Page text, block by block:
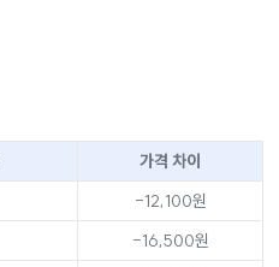
가격 차이
-12,100원
-16,500원